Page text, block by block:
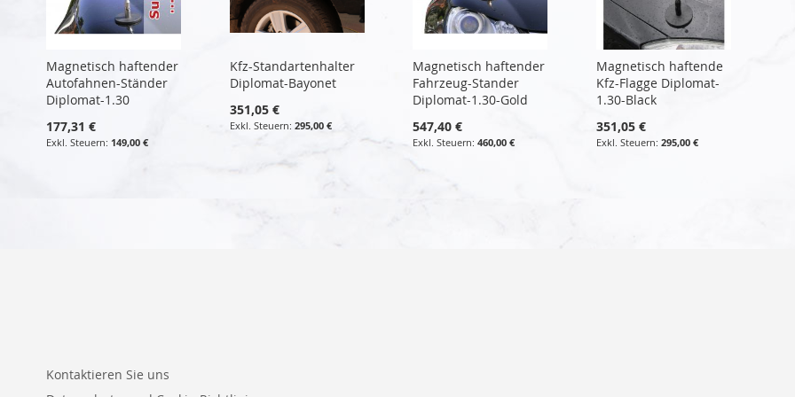
Magnetisch haftender
Autofahnen-Ständer
Diplomat-1.30
177,31 €
149,00 €
Kfz-Standartenhalter
Diplomat-Bayonet
351,05 €
295,00 €
Magnetisch haftender
Fahrzeug-Stander
Diplomat-1.30-Gold
547,40 €
460,00 €
Magnetisch haftende
Kfz-Flagge Diplomat-
1.30-Black
351,05 €
295,00 €
Kontaktieren Sie uns